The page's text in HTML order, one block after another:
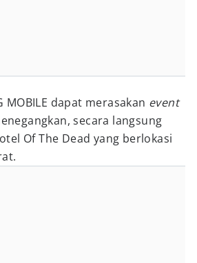
dapat merasakan event
secara langsung
Of The Dead yang berlokasi